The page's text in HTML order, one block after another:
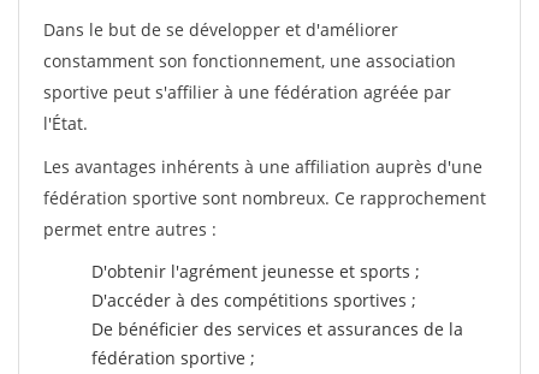
Dans le but de se développer et d'améliorer
constamment son fonctionnement, une association
sportive peut s'affilier à une fédération agréée par
l'État.
Les avantages inhérents à une affiliation auprès d'une
fédération sportive sont nombreux. Ce rapprochement
permet entre autres :
D'obtenir l'agrément jeunesse et sports ;
D'accéder à des compétitions sportives ;
De bénéficier des services et assurances de la
fédération sportive ;